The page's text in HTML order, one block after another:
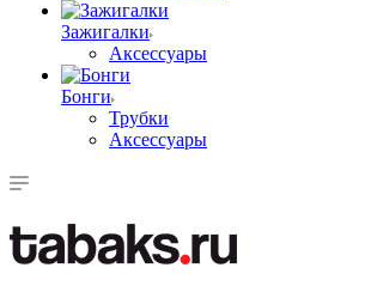
Зажигалки
Аксессуары
Бонги
Трубки
Аксессуары